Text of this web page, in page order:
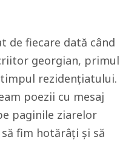
de fiecare dată când
georgian, primul
rezidențiatului.
poezii cu mesaj
paginile ziarelor
fim hotărâți și să